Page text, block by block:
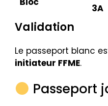
3A
Validation
Le passeport blanc
initiateur FFME.
Passeport